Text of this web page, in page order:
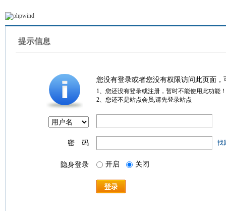
提示信息
您没有登录或者您没有权限访问此页面
1、您还没有登录或注册，暂时不能使用此功能！
2、您还不是站点会员,请先登录站点
密 码 找
隐身登录 开启 关闭
登录